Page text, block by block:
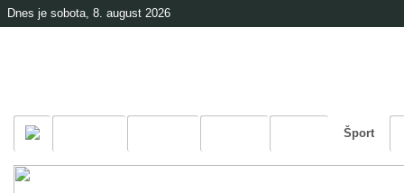
Dnes je sobota, 8. august 2026
Šport